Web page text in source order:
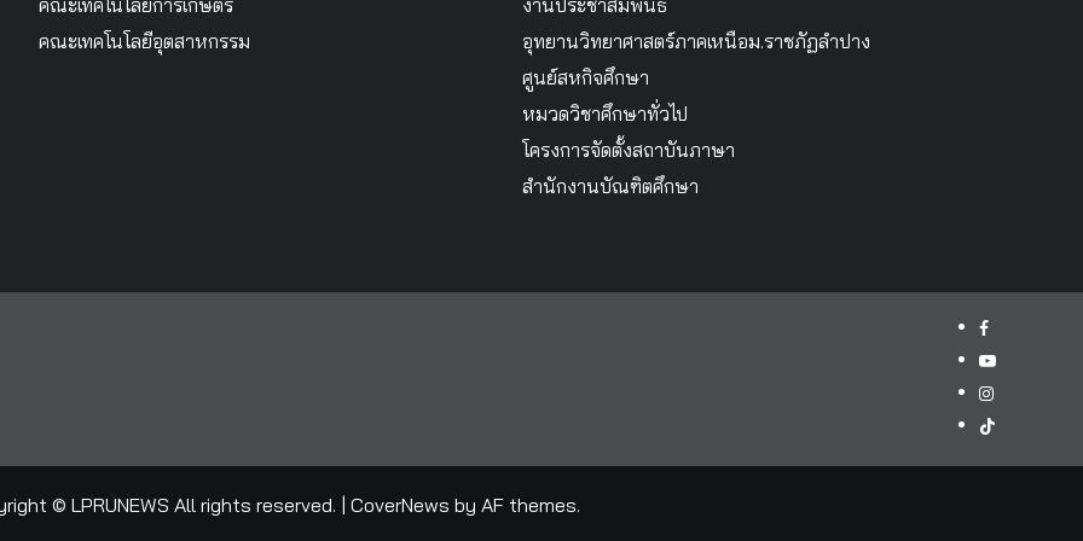
คณะเทคโนโลยีการเกษตร
คณะเทคโนโลยีอุตสาหกรรม
งานประชาสัมพันธ์
อุทยานวิทยาศาสตร์ภาคเหนือม.ราชภัฏลำปาง
ศูนย์สหกิจศึกษา
หมวดวิชาศึกษาทั่วไป
โครงการจัดตั้งสถาบันภาษา
สำนักงานบัณฑิตศึกษา
facebook
youtube
instagram
tiktok
© LPRUNEWS All rights reserved. CoverNews by AF themes.